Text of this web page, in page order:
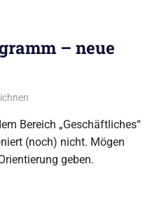
– neue
Bereich „Geschäftliches“
(noch) nicht. Mögen
geben.